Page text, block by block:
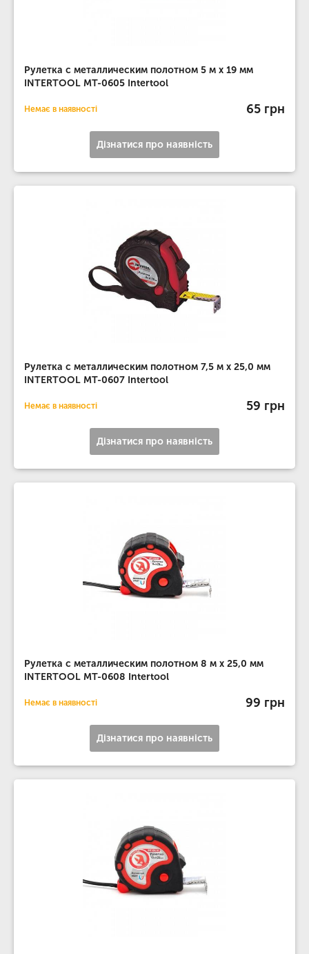
Рулетка с металлическим полотном 5 м x 19 мм
INTERTOOL MT-0605 Intertool
Немає в наявності 65 грн
Дізнатися про наявність
Рулетка с металлическим полотном 7,5 м x 25,0 мм
INTERTOOL MT-0607 Intertool
Немає в наявності 59 грн
Дізнатися про наявність
Рулетка с металлическим полотном 8 м х 25,0 мм
INTERTOOL MT-0608 Intertool
Немає в наявності 99 грн
Дізнатися про наявність